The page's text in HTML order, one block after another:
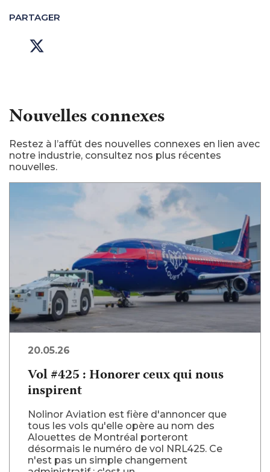
PARTAGER
Nouvelles connexes
Restez à l’affût des nouvelles connexes en lien avec
notre industrie, consultez nos plus récentes
nouvelles.
20.05.26
Vol #425 : Honorer ceux qui nous
inspirent
Nolinor Aviation est fière d'annoncer que
tous les vols qu'elle opère au nom des
Alouettes de Montréal porteront
désormais le numéro de vol NRL425. Ce
n'est pas un simple changement